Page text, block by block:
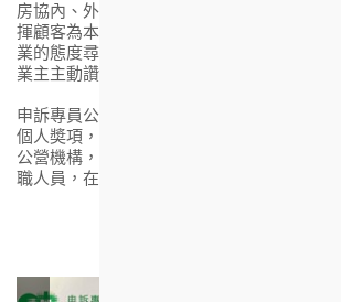
房協內、外各工作團隊為業主跟進單位的修
揮顧客為本的精神，細心聆聽和盡力協助業
業的態度尋找可行的解決方案，其認真熱誠
業主主動讚揚。
申訴專員公署自1997年設立申訴專員嘉許奬
個人奬項，以表揚在處理投訴方面達到專業
公營機構，及嘉許對改善公共行政持續作出
職人員，在公共服務範疇推動正面投訴文化。